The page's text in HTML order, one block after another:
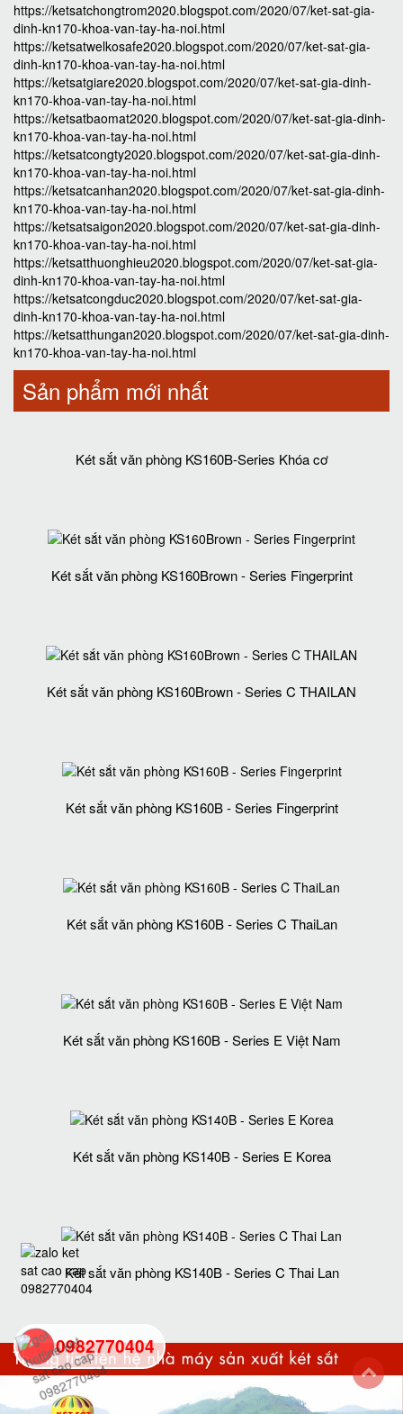
https://ketsatchongtrom2020.blogspot.com/2020/07/ket-sat-gia-
dinh-kn170-khoa-van-tay-ha-noi.html
https://ketsatwelkosafe2020.blogspot.com/2020/07/ket-sat-gia-
dinh-kn170-khoa-van-tay-ha-noi.html
https://ketsatgiare2020.blogspot.com/2020/07/ket-sat-gia-dinh-
kn170-khoa-van-tay-ha-noi.html
https://ketsatbaomat2020.blogspot.com/2020/07/ket-sat-gia-dinh-
kn170-khoa-van-tay-ha-noi.html
https://ketsatcongty2020.blogspot.com/2020/07/ket-sat-gia-dinh-
kn170-khoa-van-tay-ha-noi.html
https://ketsatcanhan2020.blogspot.com/2020/07/ket-sat-gia-dinh-
kn170-khoa-van-tay-ha-noi.html
https://ketsatsaigon2020.blogspot.com/2020/07/ket-sat-gia-dinh-
kn170-khoa-van-tay-ha-noi.html
https://ketsatthuonghieu2020.blogspot.com/2020/07/ket-sat-gia-
dinh-kn170-khoa-van-tay-ha-noi.html
https://ketsatcongduc2020.blogspot.com/2020/07/ket-sat-gia-
dinh-kn170-khoa-van-tay-ha-noi.html
https://ketsatthungan2020.blogspot.com/2020/07/ket-sat-gia-dinh-
kn170-khoa-van-tay-ha-noi.html
Sản phẩm mới nhất
Két sắt văn phòng KS160B-Series Khóa cơ
Két sắt văn phòng KS160Brown - Series Fingerprint
Két sắt văn phòng KS160Brown - Series C THAILAN
Két sắt văn phòng KS160B - Series Fingerprint
Két sắt văn phòng KS160B - Series C ThaiLan
Két sắt văn phòng KS160B - Series E Việt Nam
Két sắt văn phòng KS140B - Series E Korea
Két sắt văn phòng KS140B - Series C Thai Lan
0982770404
back